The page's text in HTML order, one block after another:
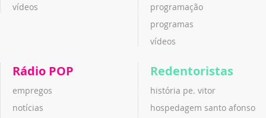
vídeos
programação
programas
vídeos
Rádio POP
empregos
notícias
Redentoristas
história pe. vitor
hospedagem santo afonso